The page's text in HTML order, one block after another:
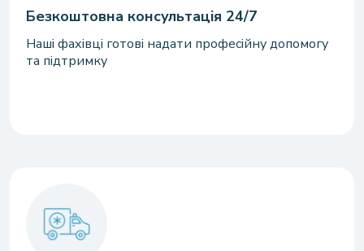
Безкоштовна консультація 24/7
Наші фахівці готові надати професійну допомогу
та підтримку